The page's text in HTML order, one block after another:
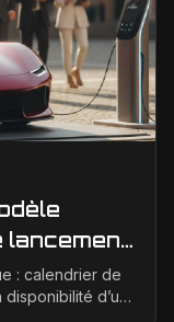
lancement
: calendrier de
d’une